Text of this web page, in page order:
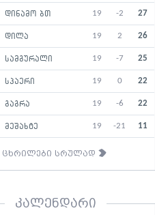
დინამო ბთ 19 -2 27
დილა 19 2 26
სამგურალი 19 -7 25
სპაერი 19 0 22
გაგრა 19 -6 22
მეშახტე 19 -21 11
ცხრილები სრულად
კალენდარი